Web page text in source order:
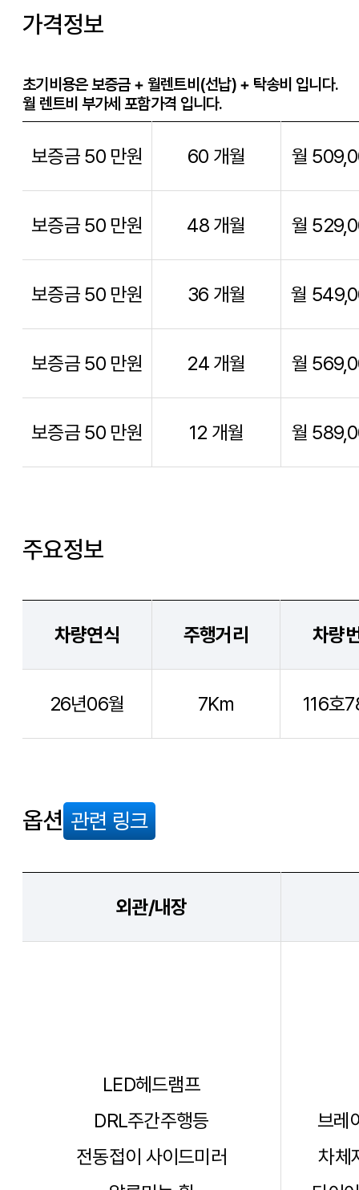
가격정보
초기비용은 보증금 + 월렌트비(선납) + 탁송비 입니다.
월 렌트비 부가세 포함가격 입니다.
보증금 50 만원 60 개월 월
보증금 50 만원 48 개월 월
보증금 50 만원 36 개월 월
보증금 50 만원 24 개월 월
보증금 50 만원 12 개월 월
주요정보
차량연식 주행거리
26년06월 7Km
차량
116호
옵션 관련 링크
외관/내장
LED헤드램프
DRL주간주행등
전동접이 사이드미러
브레
차체